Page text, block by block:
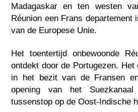
Madagaskar en ten westen
Réunion een Frans departement
van de Europese Unie.
Het toentertijd onbewoonde
ontdekt door de Portugezen. Het
in het bezit van de Fransen
opening van het
tussenstop op de Oost-Indische